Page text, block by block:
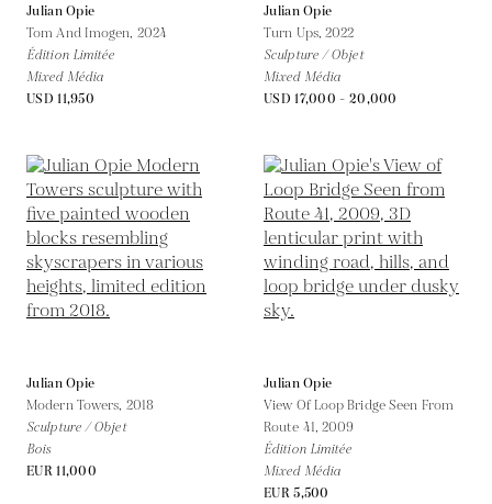
Julian Opie
Tom And Imogen, 2024
Édition Limitée
Mixed Média
USD 11,950
Julian Opie
Turn Ups, 2022
Sculpture / Objet
Mixed Média
USD 17,000 - 20,000
Julian Opie
Modern Towers, 2018
Sculpture / Objet
Bois
EUR 11,000
Julian Opie
View Of Loop Bridge Seen From
Route 41, 2009
Édition Limitée
Mixed Média
EUR 5,500